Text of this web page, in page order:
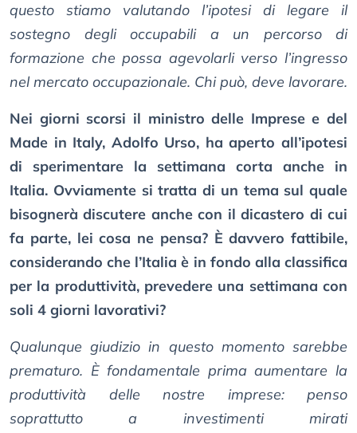
questo stiamo valutando l’ipotesi di legare il
sostegno degli occupabili a un percorso di
formazione che possa agevolarli verso l’ingresso
nel mercato occupazionale. Chi può, deve lavorare.
Nei giorni scorsi il ministro delle Imprese e del
Made in Italy, Adolfo Urso, ha aperto all’ipotesi
di sperimentare la settimana corta anche in
Italia. Ovviamente si tratta di un tema sul quale
bisognerà discutere anche con il dicastero di cui
fa parte, lei cosa ne pensa? È davvero fattibile,
considerando che l’Italia è in fondo alla classifica
per la produttività, prevedere una settimana con
soli 4 giorni lavorativi?
Qualunque giudizio in questo momento sarebbe
prematuro. È fondamentale prima aumentare la
produttività delle nostre imprese: penso
soprattutto a investimenti mirati